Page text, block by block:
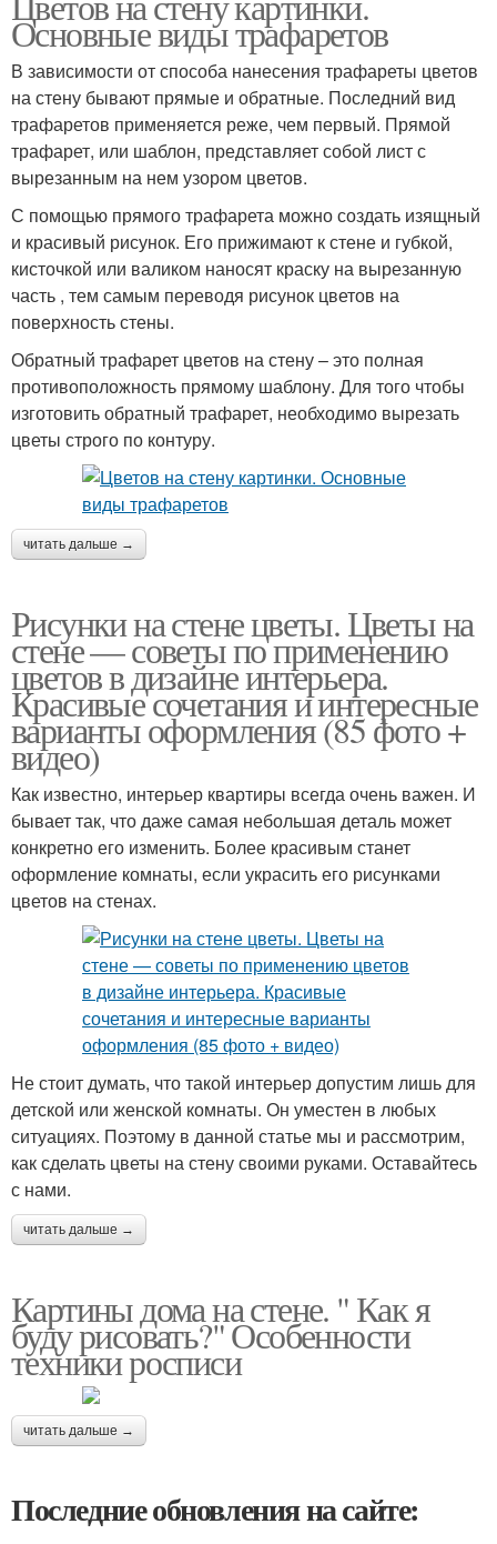
Основные виды трафаретов
В зависимости от способа нанесения трафареты цветов
на стену бывают прямые и обратные. Последний вид
трафаретов применяется реже, чем первый. Прямой
трафарет, или шаблон, представляет собой лист с
вырезанным на нем узором цветов.
С помощью прямого трафарета можно создать изящный
и красивый рисунок. Его прижимают к стене и губкой,
кисточкой или валиком наносят краску на вырезанную
часть , тем самым переводя рисунок цветов на
поверхность стены.
Обратный трафарет цветов на стену – это полная
противоположность прямому шаблону. Для того чтобы
изготовить обратный трафарет, необходимо вырезать
цветы строго по контуру.
читать дальше →
Рисунки на стене цветы. Цветы на
стене — советы по применению
цветов в дизайне интерьера.
Красивые сочетания и интересные
варианты оформления (85 фото +
видео)
Как известно, интерьер квартиры всегда очень важен. И
бывает так, что даже самая небольшая деталь может
конкретно его изменить. Более красивым станет
оформление комнаты, если украсить его рисунками
цветов на стенах.
Не стоит думать, что такой интерьер допустим лишь для
детской или женской комнаты. Он уместен в любых
ситуациях. Поэтому в данной статье мы и рассмотрим,
как сделать цветы на стену своими руками. Оставайтесь
с нами.
читать дальше →
Картины дома на стене. " Как я
буду рисовать?" Особенности
техники росписи
читать дальше →
Последние обновления на сайте: